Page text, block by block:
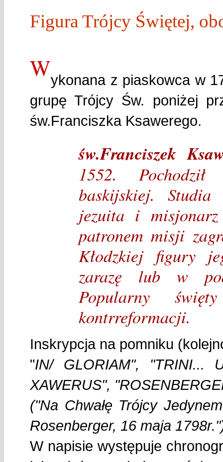
Figura Trójcy Świętej,
Wykonana z piaskowca w
grupę Trójcy Św. poniżej
św.Franciszka Ksawerego.
św.Franciszek
1552.
baskijskiej.
jezuita i
patronem misji
Kłodzkiej figury
zarazę lub w
Popularny
kontrreformacji.
Inskrypcja na pomniku
"IN/ GLORIAM", "TRINI...
XAWERUS",
("Na Chwałę Trójcy
Rosenberger, 16 maja
W napisie występuje